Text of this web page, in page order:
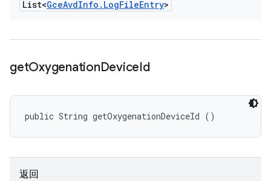
List<GceAvdInfo . LogFileEntry>
getOxygenationDeviceId
public String getOxygenationDeviceId ()
返回